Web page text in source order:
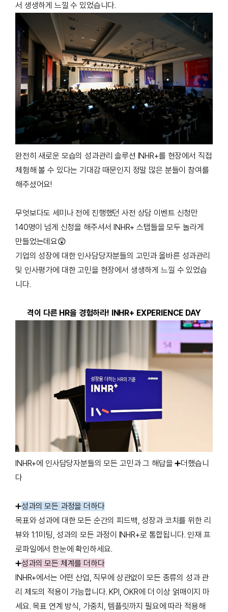
서 생생하게 느낄 수 있었습니다.
완전히 새로운 모습의 성과관리 솔루션 INHR+를 현장에서 직접
체험해 볼 수 있다는 기대감 때문인지 정말 많은 분들이 참여를
해주셨어요!
무엇보다도 세미나 전에 진행했던 사전 상담 이벤트 신청만
140명이 넘게 신청을 해주셔서 INHR+ 스탭들을 모두 놀라게
만들었는데요😲
기업의 성장에 대한 인사담당자분들의 고민과 올바른 성과관리
및 인사평가에 대한 고민을 현장에서 생생하게 느낄 수 있었습
니다.
격이 다른 HR을 경험하라! INHR+ EXPERIENCE DAY
INHR+에 인사담당자분들의 모든 고민과 그 해답을➕더했습니
다
➕성과의 모든 과정을 더하다
목표와 성과에 대한 모든 순간의 피드백, 성장과 코치를 위한 리
뷰와 1:1미팅, 성과의 모든 과정이 INHR+로 통합됩니다. 인재 프
로파일에서 한눈에 확인하세요.
➕성과의 모든 체계를 더하다
INHR+에서는 어떤 산업, 직무에 상관없이 모든 종류의 성과 관
리 제도의 적용이 가능합니다. KPI, OKR에 더 이상 얽매이지 마
세요. 목표 연계 방식, 가중치, 템플릿까지 필요에 따라 적용해